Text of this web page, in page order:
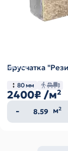
Брусчатка
80 мм
2400₽ /м²
товара
м²